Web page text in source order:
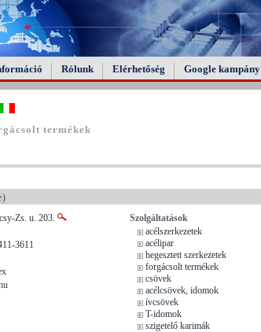
Rólunk Elérhetőség Google kampány
termékek
Zs. u. 203.
3611
Szolgáltatások
acélszerkezetek
acélipar
hegesztett szerkezetek
forgácsolt termékek
csövek
acélcsövek, idomok
ívcsövek
T-idomok
szigetelő karimák